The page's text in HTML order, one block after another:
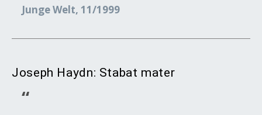
Junge Welt, 11/1999
Joseph Haydn: Stabat mater